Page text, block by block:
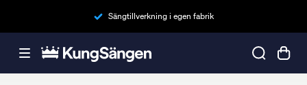
Sängtillverkning i egen fabrik